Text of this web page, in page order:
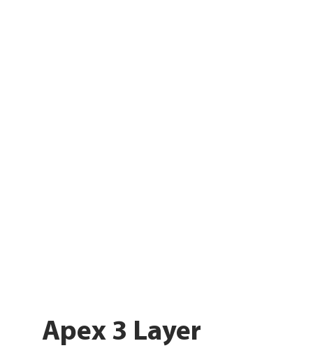
Apex 3 Layer